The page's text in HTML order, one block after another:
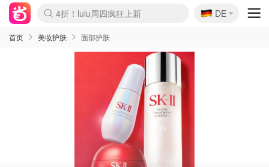
Boticinal 夏促开抢！
4折！lulu周四疯狂上新
还没结束！&OtherStories大促
Joybuy变相75折 随时失效
速领！Stanley独家85折
疑似霸哥！Camper额外叠85折
Zalando 奥莱闪促！每日更新
Moncler反季囤！5折起+叠9折
Coach Brooklyn仅€192
🇩🇪
DE
首页 美妆护肤 面部护肤